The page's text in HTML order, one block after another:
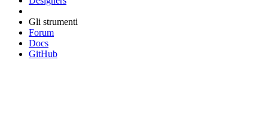
Gli strumenti
Forum
Docs
GitHub